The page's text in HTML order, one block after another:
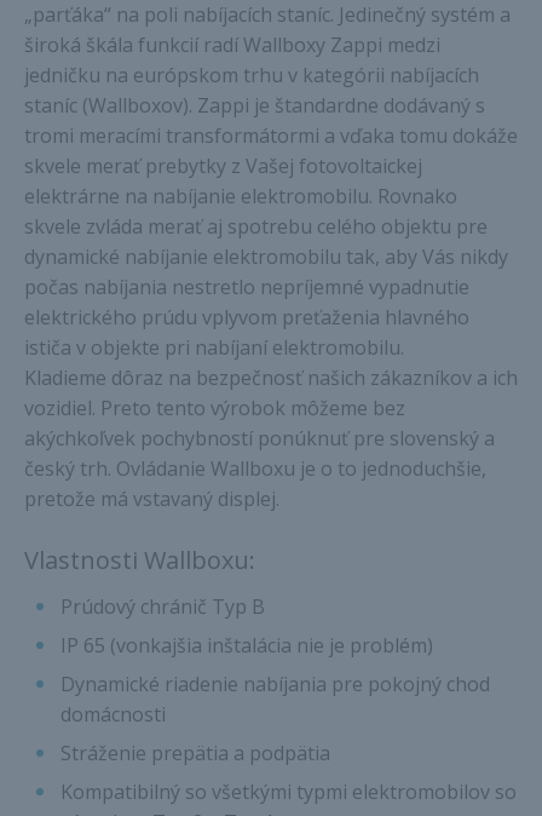
„parťáka“ na poli nabíjacích staníc. Jedinečný systém a
široká škála funkcií radí Wallboxy Zappi medzi
jedničku na európskom trhu v kategórii nabíjacích
staníc (Wallboxov). Zappi je štandardne dodávaný s
tromi meracími transformátormi a vďaka tomu dokáže
skvele merať prebytky z Vašej fotovoltaickej
elektrárne na nabíjanie elektromobilu. Rovnako
skvele zvláda merať aj spotrebu celého objektu pre
dynamické nabíjanie elektromobilu tak, aby Vás nikdy
počas nabíjania nestretlo nepríjemné vypadnutie
elektrického prúdu vplyvom preťaženia hlavného
ističa v objekte pri nabíjaní elektromobilu.
Kladieme dôraz na bezpečnosť našich zákazníkov a ich
vozidiel. Preto tento výrobok môžeme bez
akýchkoľvek pochybností ponúknuť pre slovenský a
český trh. Ovládanie Wallboxu je o to jednoduchšie,
pretože má vstavaný displej.
Vlastnosti Wallboxu:
Prúdový chránič Typ B
IP 65 (vonkajšia inštalácia nie je problém)
Dynamické riadenie nabíjania pre pokojný chod
domácnosti
Stráženie prepätia a podpätia
Kompatibilný so všetkými typmi elektromobilov so